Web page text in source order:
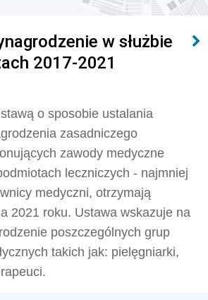
w służbie
2017-2021
o sposobie ustalania
zasadniczego
zawody medyczne
leczniczych - najmniej
medyczni, otrzymają
2021 roku. Ustawa wskazuje na
poszczególnych grup
takich jak: pielęgniarki,